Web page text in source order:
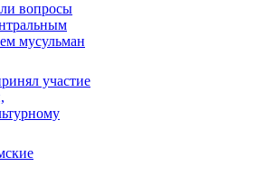
вопросы
мусульман
участие